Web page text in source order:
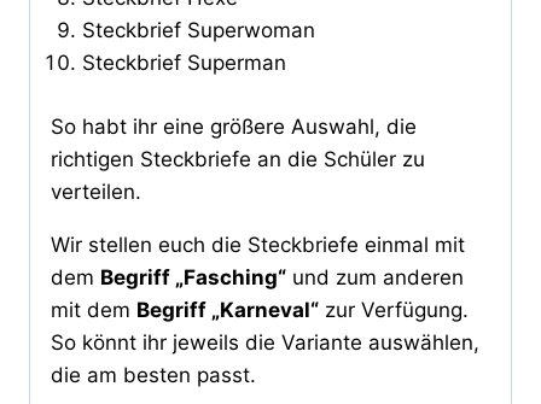
Steckbrief Superwoman
Steckbrief Superman
So habt ihr eine größere Auswahl, die
richtigen Steckbriefe an die Schüler zu
verteilen.
Wir stellen euch die Steckbriefe einmal mit
dem Begriff „Fasching“ und zum anderen
mit dem Begriff „Karneval“ zur Verfügung.
So könnt ihr jeweils die Variante auswählen,
die am besten passt.